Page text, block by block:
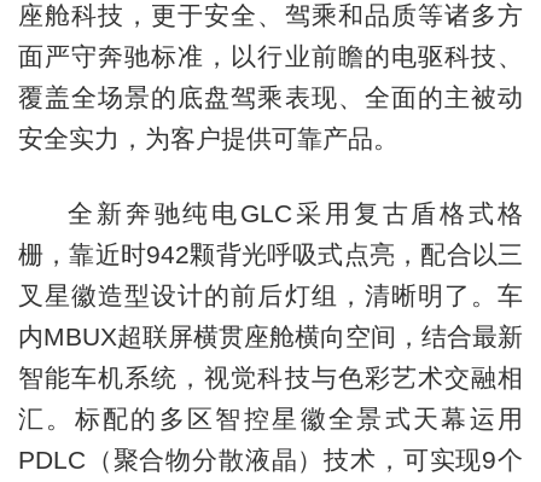
座舱科技，更于安全、驾乘和品质等诸多方
面严守奔驰标准，以行业前瞻的电驱科技、
覆盖全场景的底盘驾乘表现、全面的主被动
安全实力，为客户提供可靠产品。
全新奔驰纯电GLC采用复古盾格式格
栅，靠近时942颗背光呼吸式点亮，配合以三
叉星徽造型设计的前后灯组，清晰明了。车
内MBUX超联屏横贯座舱横向空间，结合最新
智能车机系统，视觉科技与色彩艺术交融相
汇。标配的多区智控星徽全景式天幕运用
PDLC（聚合物分散液晶）技术，可实现9个